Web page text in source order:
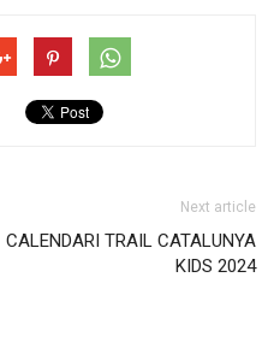
Next article
CALENDARI TRAIL CATALUNYA
KIDS 2024